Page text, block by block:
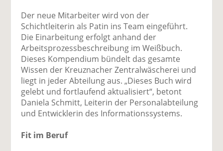
Der neue Mitarbeiter wird von der
Schichtleiterin als Patin ins Team eingeführt.
Die Einarbeitung erfolgt anhand der
Arbeitsprozessbeschreibung im Weißbuch.
Dieses Kompendium bündelt das gesamte
Wissen der Kreuznacher Zentralwäscherei und
liegt in jeder Abteilung aus. „Dieses Buch wird
gelebt und fortlaufend aktualisiert“, betont
Daniela Schmitt, Leiterin der Personalabteilung
und Entwicklerin des Informationssystems.
Fit im Beruf